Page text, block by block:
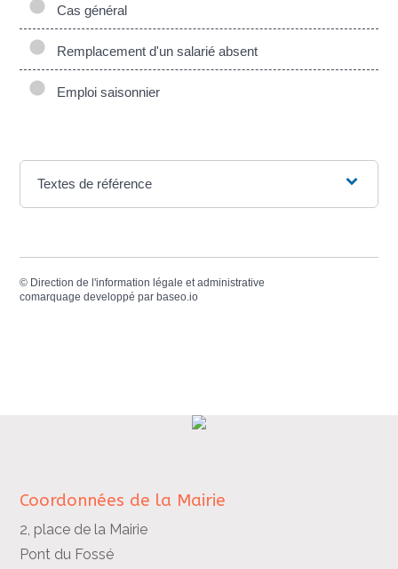
Cas général
Remplacement d'un salarié absent
Emploi saisonnier
Textes de référence
© Direction de l'information légale et administrative
comarquage developpé par baseo.io
Coordonnées de la Mairie
2, place de la Mairie
Pont du Fossé